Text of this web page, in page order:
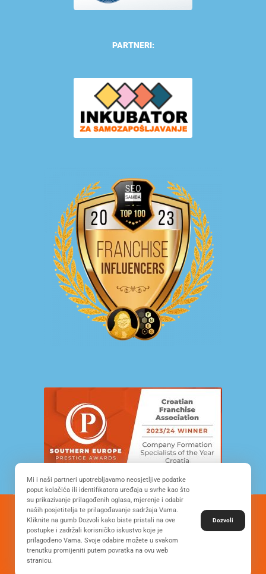
PARTNERI:
© Copyright 2022. All Rights Reserved - FRANCHISE
DEVELOPMENT CROATIA
Mi i naši partneri upotrebljavamo neosjetljive podatke
poput kolačića ili identifikatora uređaja u svrhe kao što
su prikazivanje prilagođenih oglasa, mjerenje i odabir
naših posjetitelja te prilagođavanje sadržaja Vama.
Kliknite na gumb Dozvoli kako biste pristali na ove
postupke i zadržali korisničko iskustvo koje je
prilagođeno Vama. Svoje odabire možete u svakom
trenutku promijeniti putem povratka na ovu web
stranicu.
Dozvoli